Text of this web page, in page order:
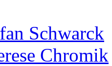
Schwarck
Chromik